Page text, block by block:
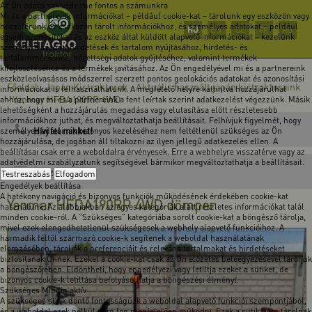
Az Ön adatainak védelme fontos a számunkra
Mi és a partnereink információkat – például cookie-kat – tárolunk egy eszközön vagy
hozzáférünk az eszközön tárolt információkhoz, és személyes adatokat – például
egyedi azonosítókat és az eszköz által küldött alapvető információkat – kezelünk
személyre szabott hirdetések és tartalom nyújtásához, hirdetés- és
tartalomméréshez, nézettségi adatok gyűjtéséhez, valamint termékek
kifejlesztéséhez és a termékek javításához. Az Ön engedélyével mi és a partnereink
eszközleolvasásos módszerrel szerzett pontos geolokációs adatokat és azonosítási
információkat is felhasználhatunk. A megfelelő helyre kattintva hozzájárulhat
ahhoz, hogy mi és a partnereink a fent leírtak szerint adatkezelést végezzünk. Másik
lehetőségként a hozzájárulás megadása vagy elutasítása előtt részletesebb
információkhoz juthat, és megváltoztathatja beállításait. Felhívjuk figyelmét, hogy
személyes adatainak bizonyos kezeléséhez nem feltétlenül szükséges az Ön
hozzájárulása, de jogában áll tiltakozni az ilyen jellegű adatkezelés ellen. A
beállításai csak erre a weboldalra érvényesek. Erre a webhelyre visszatérve vagy az
adatvédelmi szabályzatunk segítségével bármikor megváltoztathatja a beállításait.
Testreszabás Elfogadom
Engedélyek beállítása
A hatékony navigáció és bizonyos funkciók működésének érdekében cookie-kat
használunk. Az alábbiakban az egyes kategóriák alatt részletes információkat talál
minden cookie-ról. A "Szükséges" kategóriába sorolt cookie-kat a böngésző tárolja,
mivel ezek elengedhetetlenül szükségesek a webhely alapvető funkcióihoz. A
harmadik féltől származó cookie-k segítenek a weboldal használatának
elemzésében, tárolják a preferenciáit és releváns tartalmakat és hirdetéseket
biztosítanak Önnek. Ezeket a cookie-kat csak az Ön előzetes beleegyezésével tároljuk
a böngészőjében. Eldöntheti, hogy engedélyezi vagy letiltja ezeket a sütiket, de
bizonyos cookie-k letiltása befolyásolhatja a böngészési élményt.
Szükséges Mindig aktív
A szükséges sütik döntő fontosságúak a weboldal alapvető funkciói szempontjából,
HU EN DE FR RO
Főoldal-Japán Kistraktorok -Aktuális használt japán kistraktoraink
-Yanmar HFDA190RP 4WD
Hívj fel minket!
Írj üzenetet!
Yanmar HFDA190RP 4WD dömper